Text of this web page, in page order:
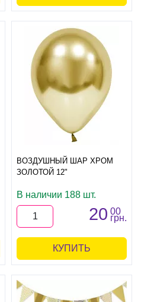
ВОЗДУШНЫЙ ШАР ХРОМ
ЗОЛОТОЙ 12"
В наличии 188 шт.
20 00
грн.
КУПИТЬ